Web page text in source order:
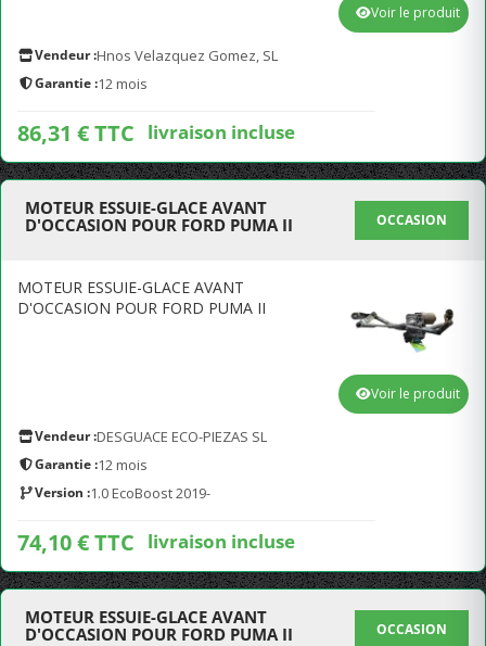
Vendeur :Hnos Velazquez Gomez, SL
Garantie :12 mois
86,31 € TTC livraison incluse
Voir le produit
MOTEUR ESSUIE-GLACE AVANT
D'OCCASION POUR FORD PUMA II
OCCASION
MOTEUR ESSUIE-GLACE AVANT
D'OCCASION POUR FORD PUMA II
Vendeur :DESGUACE ECO-PIEZAS SL
Garantie :12 mois
Version :1.0 EcoBoost 2019-
74,10 € TTC livraison incluse
Voir le produit
MOTEUR ESSUIE-GLACE AVANT
D'OCCASION POUR FORD PUMA II
OCCASION